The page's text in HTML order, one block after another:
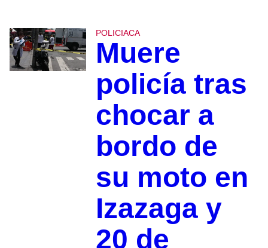
POLICIACA
Muere
policía tras
chocar a
bordo de
su moto en
Izazaga y
20 de